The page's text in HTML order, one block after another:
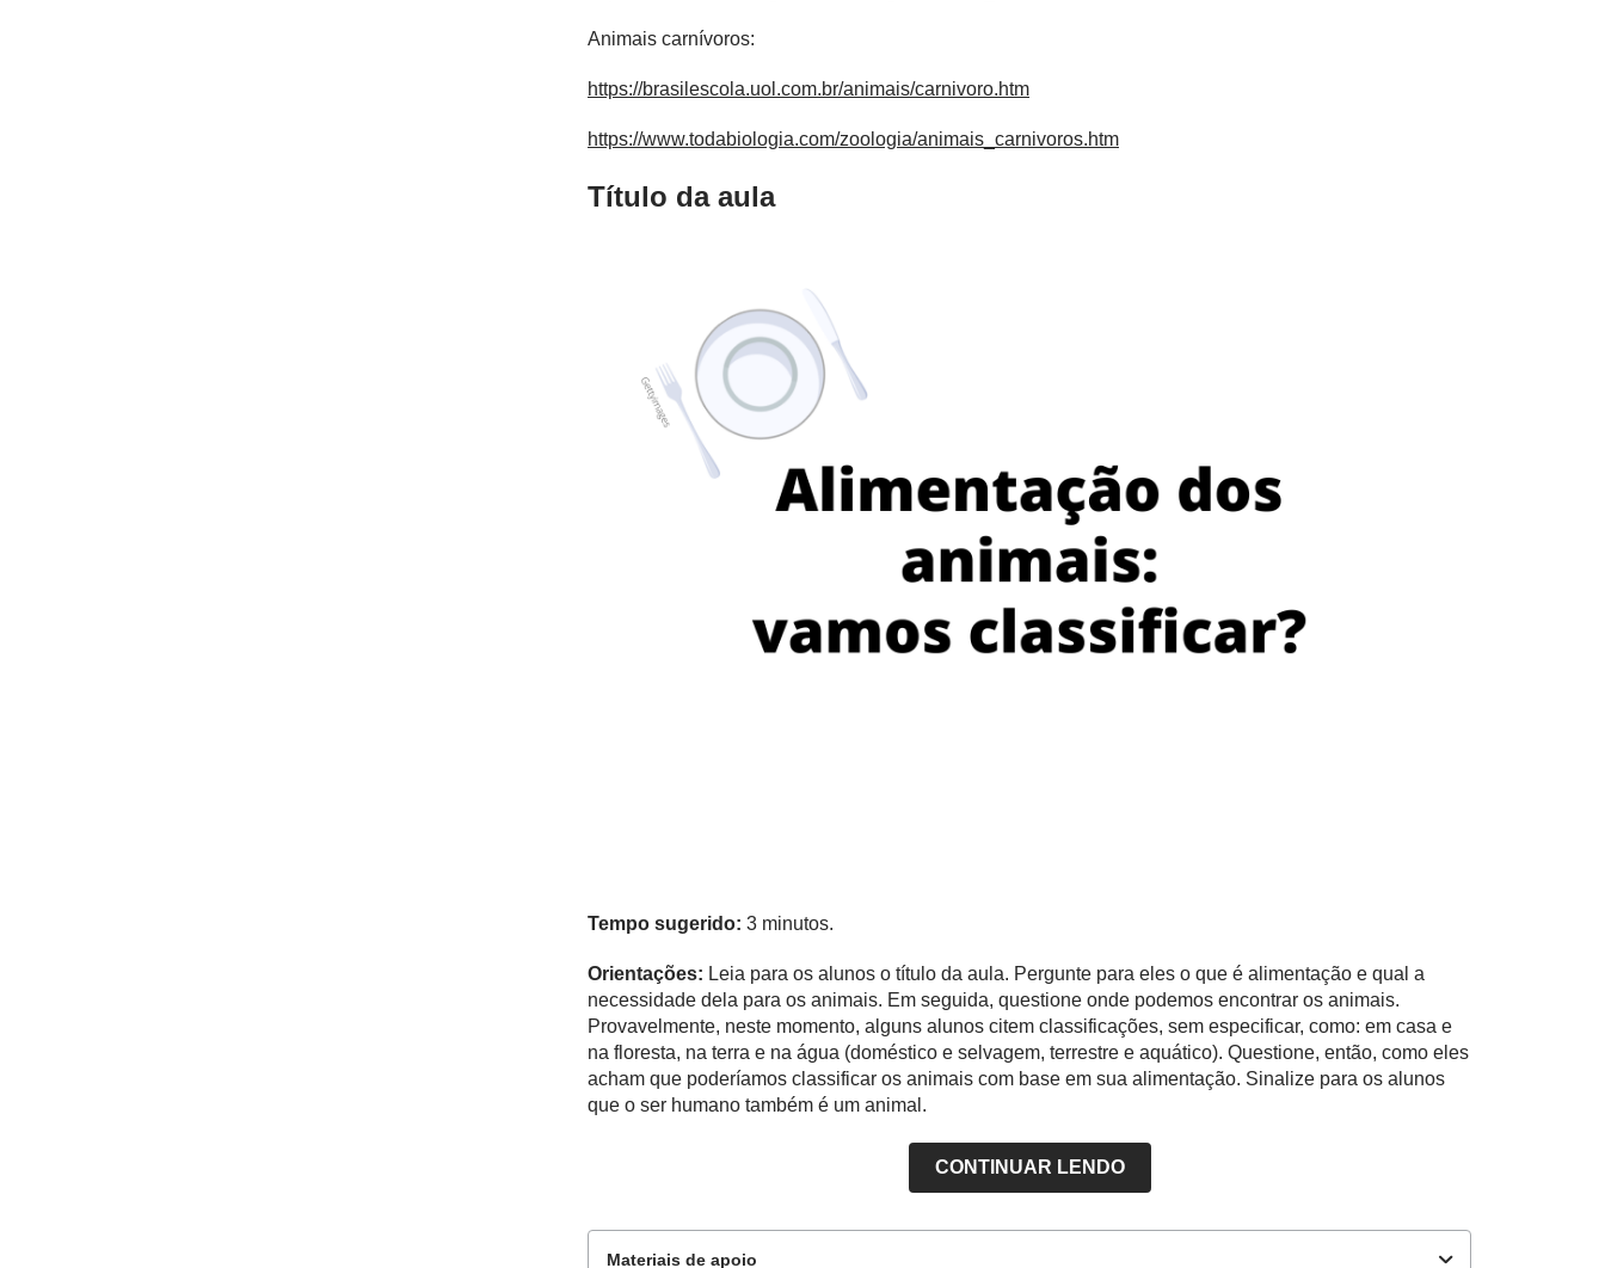
Animais carnívoros:
https://brasilescola.uol.com.br/animais/carnivoro.htm
https://www.todabiologia.com/zoologia/animais_carnivoros.htm
Título da aula
Tempo sugerido: 3 minutos.
Orientações: Leia para os alunos o título da aula. Pergunte para eles o que é alimentação e qual a
necessidade dela para os animais. Em seguida, questione onde podemos encontrar os animais.
Provavelmente, neste momento, alguns alunos citem classificações, sem especificar, como: em casa e
na floresta, na terra e na água (doméstico e selvagem, terrestre e aquático). Questione, então, como eles
acham que poderíamos classificar os animais com base em sua alimentação. Sinalize para os alunos
que o ser humano também é um animal.
CONTINUAR LENDO
Materiais de apoio